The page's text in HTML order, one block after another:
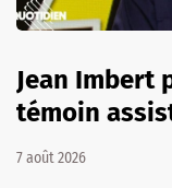
Jean Imbert
témoin
7 août 2026